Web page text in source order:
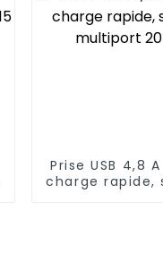
Prise USB 4,8
charge rapide,